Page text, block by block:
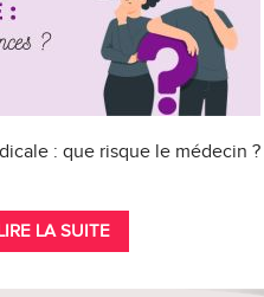
: que risque le médecin ?
LA SUITE